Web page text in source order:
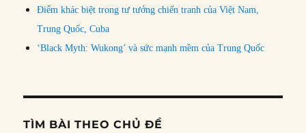
Điểm khác biệt trong tư tưởng chiến tranh của Việt Nam,
Trung Quốc, Cuba
‘Black Myth: Wukong’ và sức mạnh mềm của Trung Quốc
TÌM BÀI THEO CHỦ ĐỀ